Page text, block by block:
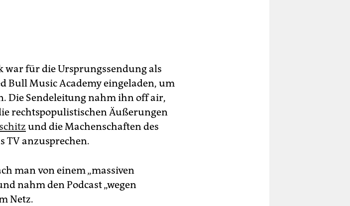
war für die Ursprungssendung als
Bull Music Academy eingeladen, um
Die Sendeleitung nahm ihn off air,
rechtspopulistischen Äußerungen
und die Machenschaften des
TV anzusprechen.
man von einem „massiven
nahm den Podcast „wegen
Netz.